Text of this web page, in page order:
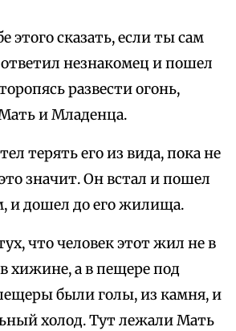
этого сказать, если ты сам
незнакомец и пошел
развести огонь,
и Младенца.
терять его из вида, пока не
значит. Он встал и пошел
и дошел до его жилища.
что человек этот жил не в
хижине, а в пещере под
были голы, из камня, и
холод. Тут лежали Мать